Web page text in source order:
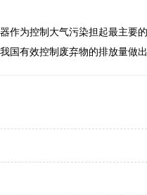
作为控制大气污染担起最主要
国有效控制废弃物的排放量做出